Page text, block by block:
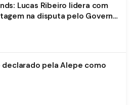
Lucas Ribeiro lidera com
na disputa pelo Governo
declarado pela Alepe como